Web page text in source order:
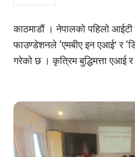
काठमाडौं । नेपालको पहिलो
फाउण्डेशनले ‘एमबीए इन एआई’ र
गरेको छ । कृत्रिम बुद्धिमत्ता एआई